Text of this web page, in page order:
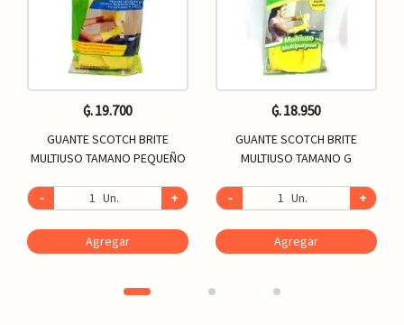
₲. 19.700
GUANTE SCOTCH BRITE
MULTIUSO TAMANO PEQUEÑO
- Un. +
Agregar
₲. 18.950
GUANTE SCOTCH BRITE
MULTIUSO TAMANO G
- Un. +
Agregar